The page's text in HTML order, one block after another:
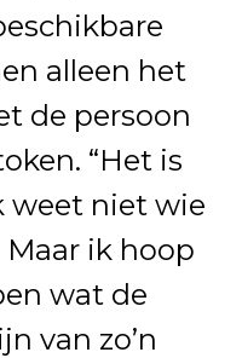
alleen het
de persoon
“Het is
weet niet wie
ik hoop
wat de
van zo’n